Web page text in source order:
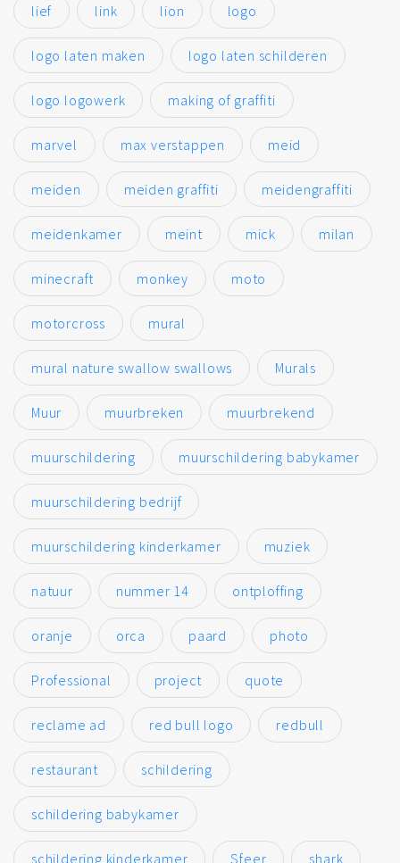
lief link lion logo
logo laten maken logo laten schilderen
logo logowerk making of graffiti
marvel max verstappen meid
meiden meiden graffiti meidengraffiti
meidenkamer meint mick milan
minecraft monkey moto
motorcross mural
mural nature swallow swallows Murals
Muur muurbreken muurbrekend
muurschildering muurschildering babykamer
muurschildering bedrijf
muurschildering kinderkamer muziek
natuur nummer 14 ontploffing
oranje orca paard photo
Professional project quote
reclame ad red bull logo redbull
restaurant schildering
schildering babykamer
schildering kinderkamer Sfeer shark